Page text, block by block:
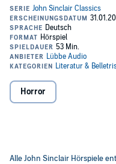
und John Sinclair zum
©2020 Lübbe Audio (P)2020
Horror
Alle John Sinclair Hörspiele